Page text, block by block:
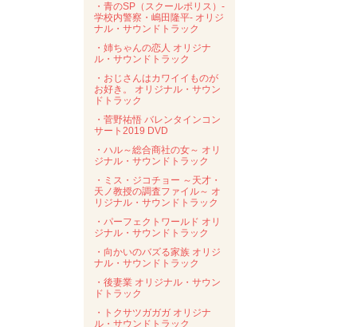
・青のSP（スクールポリス）-
学校内警察・嶋田隆平- オリジ
ナル・サウンドトラック
・姉ちゃんの恋人 オリジナ
ル・サウンドトラック
・おじさんはカワイイものが
お好き。 オリジナル・サウン
ドトラック
・菅野祐悟 バレンタインコン
サート2019 DVD
・ハル～総合商社の女～ オリ
ジナル・サウンドトラック
・ミス・ジコチョー ～天才・
天ノ教授の調査ファイル～ オ
リジナル・サウンドトラック
・パーフェクトワールド オリ
ジナル・サウンドトラック
・向かいのバズる家族 オリジ
ナル・サウンドトラック
・後妻業 オリジナル・サウン
ドトラック
・トクサツガガガ オリジナ
ル・サウンドトラック